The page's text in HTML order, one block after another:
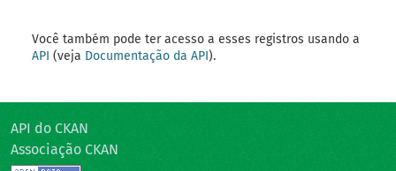
Você também pode ter acesso a esses registros usando a
API (veja Documentação da API).
API do CKAN
Associação CKAN